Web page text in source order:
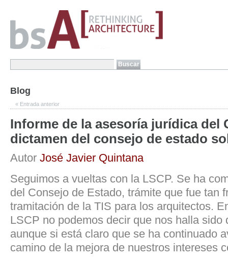
Blog
« Entrada anterior
Informe de la asesoría jurídica del
dictamen del consejo de estado
Autor José Javier Quintana
Seguimos a vueltas con la LSCP. Se ha
del Consejo de Estado, trámite que fue tan
tramitación de la TIS para los arquitectos.
LSCP no podemos decir que nos halla sido
aunque si está claro que se ha continuado
camino de la mejora de nuestros intereses